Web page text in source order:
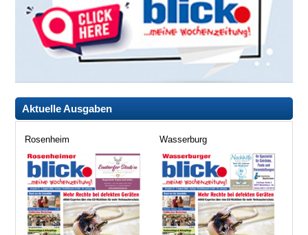
Aktuelle Ausgaben
Rosenheim Wasserburg